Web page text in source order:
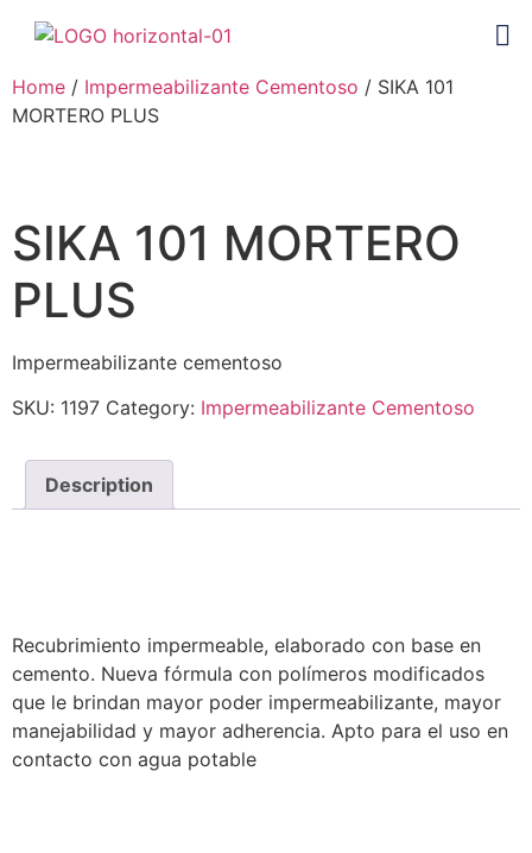
Home / Impermeabilizante Cementoso / SIKA 101
MORTERO PLUS
SIKA 101 MORTERO
PLUS
Impermeabilizante cementoso
SKU: 1197 Category: Impermeabilizante Cementoso
Description
Recubrimiento impermeable, elaborado con base en
cemento. Nueva fórmula con polímeros modificados
que le brindan mayor poder impermeabilizante, mayor
manejabilidad y mayor adherencia. Apto para el uso en
contacto con agua potable